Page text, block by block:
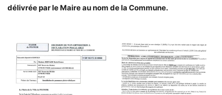
délivrée par le Maire au nom de la Commune.